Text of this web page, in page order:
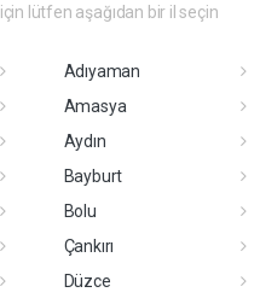
lütfen aşağıdan bir il seçin
Adıyaman
Amasya
Aydın
Bayburt
Bolu
Çankırı
Düzce